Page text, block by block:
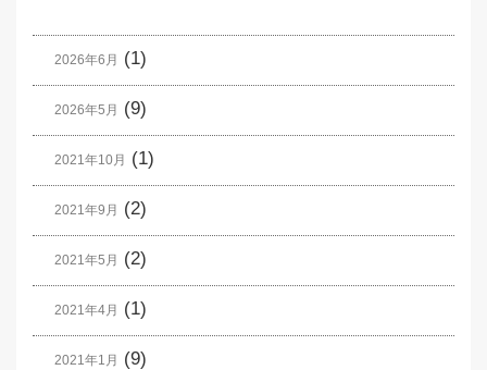
2026年6月 (1)
2026年5月 (9)
2021年10月 (1)
2021年9月 (2)
2021年5月 (2)
2021年4月 (1)
2021年1月 (9)